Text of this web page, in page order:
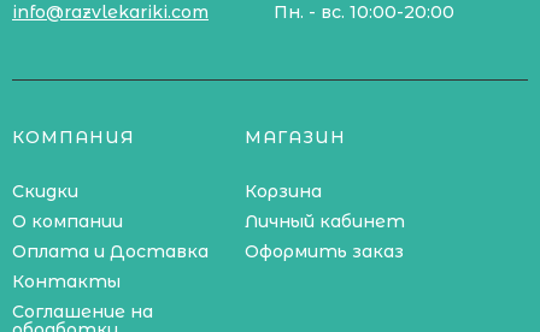
info@razvlekariki.com Пн. - вс. 10:00-20:00
КОМПАНИЯ
Скидки
О компании
Оплата и Доставка
Контакты
Соглашение на
МАГАЗИН
Корзина
Личный кабинет
Оформить заказ